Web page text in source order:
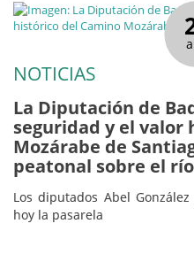
NOTICIAS
La Diputación de
seguridad y el valor
Mozárabe de
peatonal sobre el
Los diputados Abel
hoy la pasarela